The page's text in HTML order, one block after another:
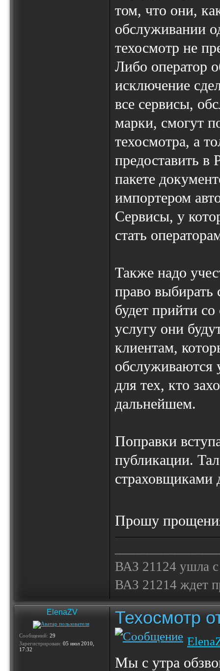
том, что они,
обслуживании
техосмотр не
Либо оператор
исключение
все сервисы,
марки, смогут
техосмотра, а
предоставить в
пакете
импортером
Сервисы, у
стать
Также надо
право
будет прийти
услугу они
клиентам,
обслуживаются
для тех, кто
дальнейшем.
Поправки
публикации.
страховщиками
Прошу
ВАЗ 21124 ушла
ВАЗ 21214 ждет
ElenaZV
Сообщений: 29
Зарегистрирован: 05 июл 2010,
17:32
Техосмотр
Мы с утра